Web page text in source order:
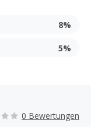
8%
5%
0 Bewertungen